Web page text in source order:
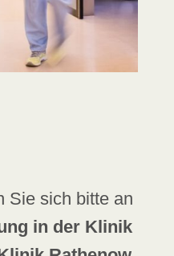
Sie sich bitte an
in der Klinik